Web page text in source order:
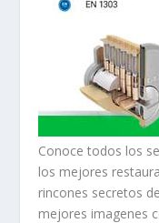
Conoce todos los
los mejores
rincones secretos
mejores imagenes